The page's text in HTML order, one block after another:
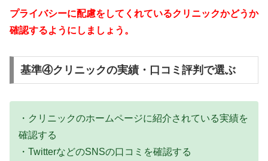
プライバシーに配慮をしてくれているクリニックかどうか
確認するようにしましょう。
基準④クリニックの実績・口コミ評判で選ぶ
・クリニックのホームページに紹介されている実績を
確認する
・TwitterなどのSNSの口コミを確認する